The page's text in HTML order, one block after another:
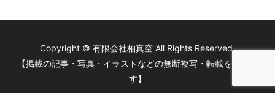
Copyright © 有限会社柏真空 All Rights Reserved.
【掲載の記事・写真・イラストなどの無断複写・転載を禁じま
す】